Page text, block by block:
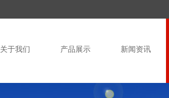
关于我们 产品展示 新闻资讯